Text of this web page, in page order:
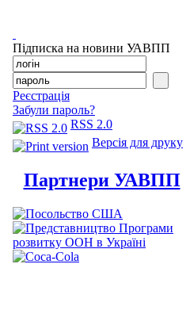
Підписка на новини УАВПП
Реєстрація
Забули пароль?
RSS 2.0
Версія для друку
Партнери УАВПП